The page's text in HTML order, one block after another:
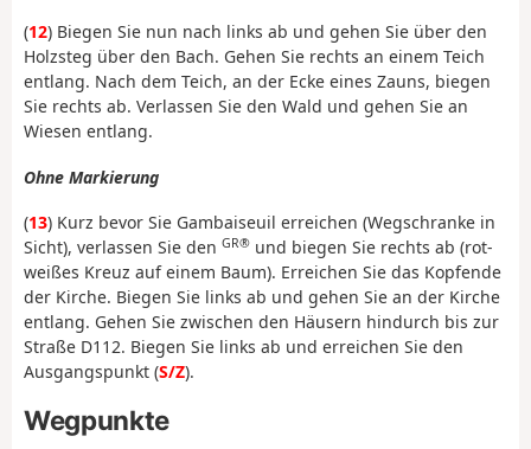
(12) Biegen Sie nun nach links ab und gehen Sie über den
Holzsteg über den Bach. Gehen Sie rechts an einem Teich
entlang. Nach dem Teich, an der Ecke eines Zauns, biegen
Sie rechts ab. Verlassen Sie den Wald und gehen Sie an
Wiesen entlang.
Ohne Markierung
(13) Kurz bevor Sie Gambaiseuil erreichen (Wegschranke in
Sicht), verlassen Sie den GR® und biegen Sie rechts ab (rot-
weißes Kreuz auf einem Baum). Erreichen Sie das Kopfende
der Kirche. Biegen Sie links ab und gehen Sie an der Kirche
entlang. Gehen Sie zwischen den Häusern hindurch bis zur
Straße D112. Biegen Sie links ab und erreichen Sie den
Ausgangspunkt (S/Z).
Wegpunkte